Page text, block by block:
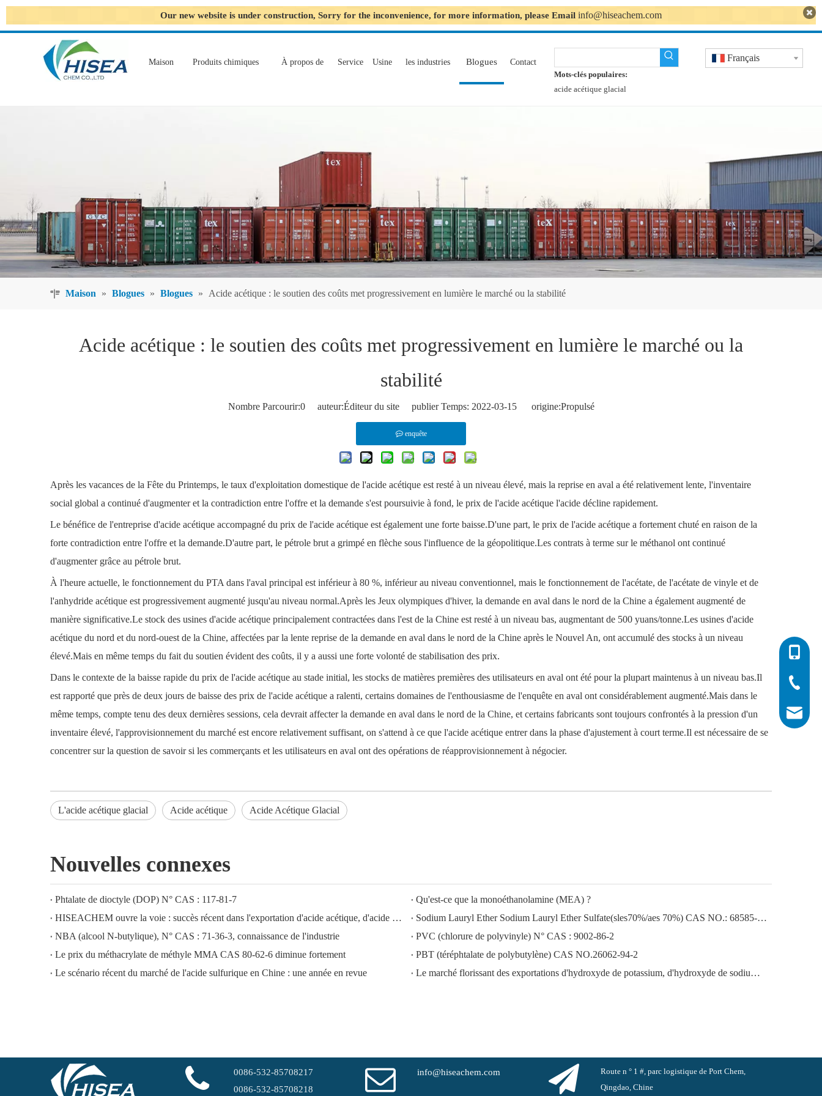
Our new website is under construction, Sorry for the inconvenience, for more information, please Email info@hiseachem.com
Maison Produits chimiques À propos de Service Usine les industries Blogues
Contact
Mots-clés populaires:
acide acétique glacial
Français
Maison » Blogues » Blogues » Acide acétique : le soutien des coûts met progressivement en lumière le marché ou la stabilité
Acide acétique : le soutien des coûts met progressivement en lumière le marché ou la
stabilité
Nombre Parcourir:0auteur:Éditeur du site publier Temps: 2022-03-15 origine:Propulsé
enquête
Après les vacances de la Fête du Printemps, le taux d'exploitation domestique de l'acide acétique est resté à un niveau élevé, mais la reprise en aval a été relativement lente, l'inventaire
social global a continué d'augmenter et la contradiction entre l'offre et la demande s'est poursuivie à fond, le prix de l'acide acétique l'acide décline rapidement.
Le bénéfice de l'entreprise d'acide acétique accompagné du prix de l'acide acétique est également une forte baisse.D'une part, le prix de l'acide acétique a fortement chuté en raison de la
forte contradiction entre l'offre et la demande.D'autre part, le pétrole brut a grimpé en flèche sous l'influence de la géopolitique.Les contrats à terme sur le méthanol ont continué
d'augmenter grâce au pétrole brut.
À l'heure actuelle, le fonctionnement du PTA dans l'aval principal est inférieur à 80 %, inférieur au niveau conventionnel, mais le fonctionnement de l'acétate, de l'acétate de vinyle et de
l'anhydride acétique est progressivement augmenté jusqu'au niveau normal.Après les Jeux olympiques d'hiver, la demande en aval dans le nord de la Chine a également augmenté de
manière significative.Le stock des usines d'acide acétique principalement contractées dans l'est de la Chine est resté à un niveau bas, augmentant de 500 yuans/tonne.Les usines d'acide
acétique du nord et du nord-ouest de la Chine, affectées par la lente reprise de la demande en aval dans le nord de la Chine après le Nouvel An, ont accumulé des stocks à un niveau
élevé.Mais en même temps du fait du soutien évident des coûts, il y a aussi une forte volonté de stabilisation des prix.
Dans le contexte de la baisse rapide du prix de l'acide acétique au stade initial, les stocks de matières premières des utilisateurs en aval ont été pour la plupart maintenus à un niveau bas.Il
est rapporté que près de deux jours de baisse des prix de l'acide acétique a ralenti, certains domaines de l'enthousiasme de l'enquête en aval ont considérablement augmenté.Mais dans le
même temps, compte tenu des deux dernières sessions, cela devrait affecter la demande en aval dans le nord de la Chine, et certains fabricants sont toujours confrontés à la pression d'un
inventaire élevé, l'approvisionnement du marché est encore relativement suffisant, on s'attend à ce que l'acide acétique entrer dans la phase d'ajustement à court terme.Il est nécessaire de se
concentrer sur la question de savoir si les commerçants et les utilisateurs en aval ont des opérations de réapprovisionnement à négocier.
L'acide acétique glacial Acide acétique Acide Acétique Glacial
Nouvelles connexes
Phtalate de dioctyle (DOP) N° CAS : 117-81-7
Qu'est-ce que la monoéthanolamine (MEA) ?
HISEACHEM ouvre la voie : succès récent dans l'exportation d'acide acétique, d'acide oxalique, d'acide sulfurique, d'acide nitrique, de soude caustique, d'alcali liquide et de métabisulfite de sodium depuis la Chine
Sodium Lauryl Ether Sodium Lauryl Ether Sulfate(sles70%/aes 70%) CAS NO.: 68585-34-2sles70%/aes 70%) CAS NO.: 68585-34-2
NBA (alcool N-butylique), N° CAS : 71-36-3, connaissance de l'industrie
PVC (chlorure de polyvinyle) N° CAS : 9002-86-2
Le prix du méthacrylate de méthyle MMA CAS 80-62-6 diminue fortement
PBT (téréphtalate de polybutylène) CAS NO.26062-94-2
Le scénario récent du marché de l'acide sulfurique en Chine : une année en revue
Le marché florissant des exportations d'hydroxyde de potassium, d'hydroxyde de sodium et de peroxyde d'hydrogène depuis la Chine : un examen de l'année écoulée
0086-
0086-
0086-
0086-532-85708217
0086-532-85708218
info@hiseachem.com
Route n ° 1 #, parc logistique de Port Chem,
Qingdao, Chine